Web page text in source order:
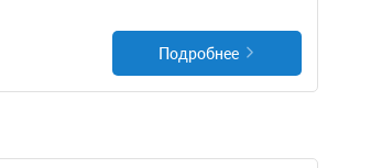
Подробнее